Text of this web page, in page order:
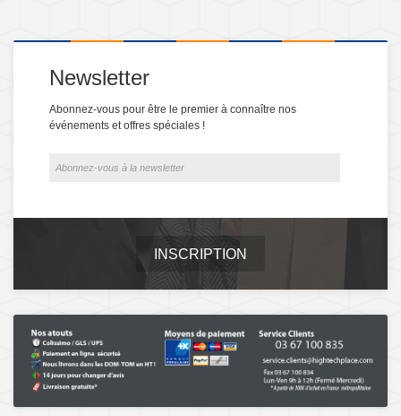
Newsletter
Abonnez-vous pour être le premier à connaître nos
événements et offres spéciales !
INSCRIPTION